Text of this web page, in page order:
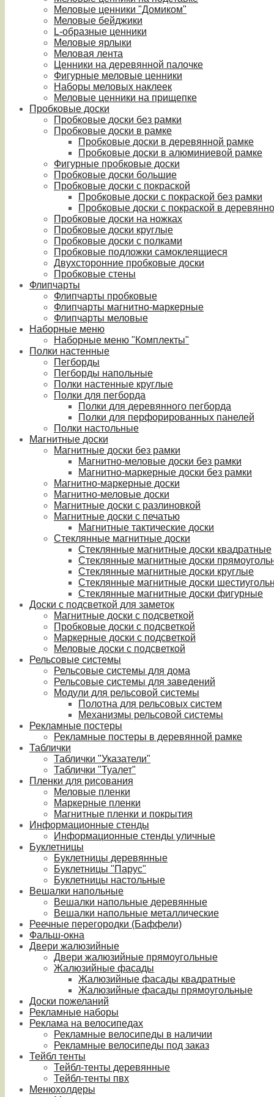
Меловые ценники "Домиком"
Меловые бейджики
L-образные ценники
Меловые ярлыки
Меловая лента
Ценники на деревянной палочке
Фигурные меловые ценники
Наборы меловых наклеек
Меловые ценники на прищепке
Пробковые доски
Пробковые доски без рамки
Пробковые доски в рамке
Пробковые доски в деревянной рамке
Пробковые доски в алюминиевой рамке
Фигурные пробковые доски
Пробковые доски большие
Пробковые доски с покраской
Пробковые доски с покраской без рамки
Пробковые доски с покраской в
Пробковые доски на ножках
Пробковые доски круглые
Пробковые доски с полками
Пробковые подложки самоклеящиеся
Двухсторонние пробковые доски
Пробковые стены
Флипчарты
Флипчарты пробковые
Флипчарты магнитно-маркерные
Флипчарты меловые
Наборные меню
Наборные меню "Комплекты"
Полки настенные
Пегборды
Пегборды напольные
Полки настенные круглые
Полки для пегборда
Полки для деревянного пегборда
Полки для перфорированных панелей
Полки настольные
Магнитные доски
Магнитные доски без рамки
Магнитно-меловые доски без рамки
Магнитно-маркерные доски без рамки
Магнитно-маркерные доски
Магнитно-меловые доски
Магнитные доски с разлиновкой
Магнитные доски с печатью
Магнитные тактические доски
Стеклянные магнитные доски
Стеклянные магнитные доски квадратные
Стеклянные магнитные доски
Стеклянные магнитные доски круглые
Стеклянные магнитные доски
Стеклянные магнитные доски фигурные
Доски с подсветкой для заметок
Магнитные доски с подсветкой
Пробковые доски с подсветкой
Маркерные доски с подсветкой
Меловые доски с подсветкой
Рельсовые системы
Рельсовые системы для дома
Рельсовые системы для заведений
Модули для рельсовой системы
Полотна для рельсовых систем
Механизмы рельсовой системы
Рекламные постеры
Рекламные постеры в деревянной рамке
Таблички
Таблички "Указатели"
Таблички "Туалет"
Пленки для рисования
Меловые пленки
Маркерные пленки
Магнитные пленки и покрытия
Информационные стенды
Информационные стенды уличные
Буклетницы
Буклетницы деревянные
Буклетницы "Парус"
Буклетницы настольные
Вешалки напольные
Вешалки напольные деревянные
Вешалки напольные металлические
Реечные перегородки (Баффели)
Фальш-окна
Двери жалюзийные
Двери жалюзийные прямоугольные
Жалюзийные фасады
Жалюзийные фасады квадратные
Жалюзийные фасады прямоугольные
Доски пожеланий
Рекламные наборы
Реклама на велосипедах
Рекламные велосипеды в наличии
Рекламные велосипеды под заказ
Тейбл тенты
Тейбл-тенты деревянные
Тейбл-тенты пвх
Менюхолдеры